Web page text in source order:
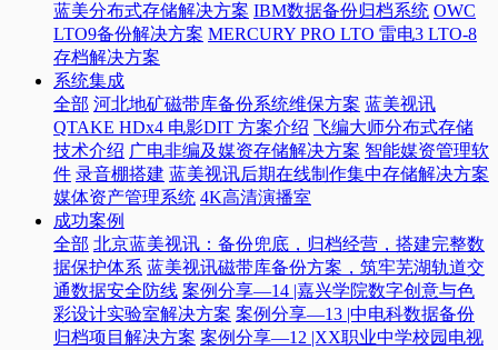
蓝美分布式存储解决方案 IBM数据备份归档系统 OWC
LTO9备份解决方案 MERCURY PRO LTO 雷电3 LTO-8
存档解决方案
系统集成
全部 河北地矿磁带库备份系统维保方案 蓝美视讯
QTAKE HDx4 电影DIT 方案介绍 飞编大师分布式存储
技术介绍 广电非编及媒资存储解决方案 智能媒资管理软
件 录音棚搭建 蓝美视讯后期在线制作集中存储解决方案
媒体资产管理系统 4K高清演播室
成功案例
全部 北京蓝美视讯：备份兜底，归档经营，搭建完整数
据保护体系 蓝美视讯磁带库备份方案，筑牢芜湖轨道交
通数据安全防线 案例分享—14 |嘉兴学院数字创意与色
彩设计实验室解决方案 案例分享—13 |中电科数据备份
归档项目解决方案 案例分享—12 |XX职业中学校园电视